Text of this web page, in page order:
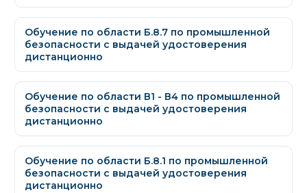
Обучение по области Б.8.7 по промышленной
безопасности с выдачей удостоверения
дистанционно
Обучение по области В1 - В4 по промышленной
безопасности с выдачей удостоверения
дистанционно
Обучение по области Б.8.1 по промышленной
безопасности с выдачей удостоверения
дистанционно